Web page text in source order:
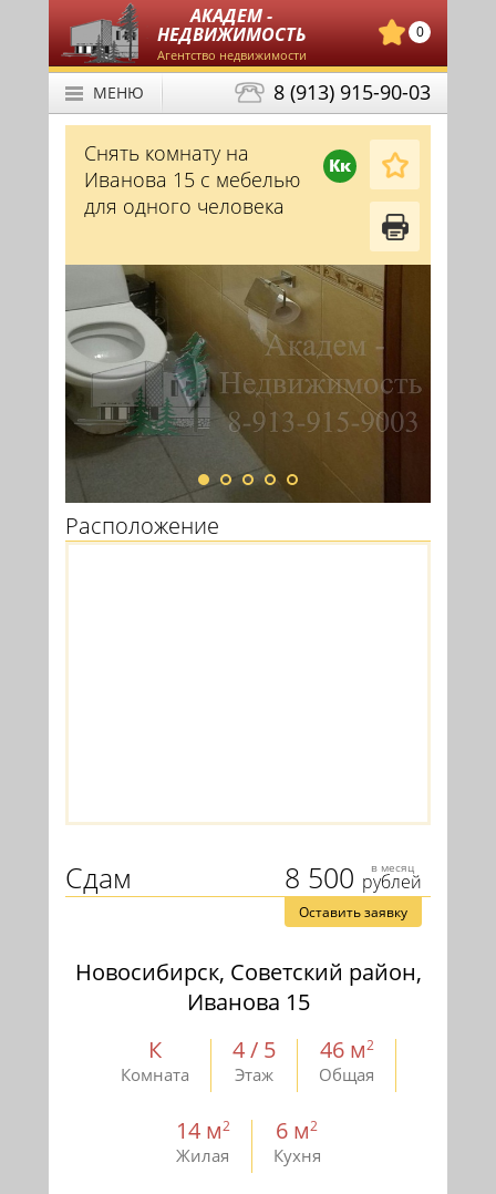
АКАДЕМ -
НЕДВИЖИМОСТЬ
Агентство недвижимости
0
8 (913) 915-90-03
МЕНЮ
Кк
Снять комнату на
Иванова 15 с мебелью
для одного человека
Расположение
8 500 в месяц
рублей
Сдам
Оставить заявку
Новосибирск, Советский район,
Иванова 15
К
Комната
4 / 5
Этаж
46 м2
Общая
14 м2
Жилая
6 м2
Кухня